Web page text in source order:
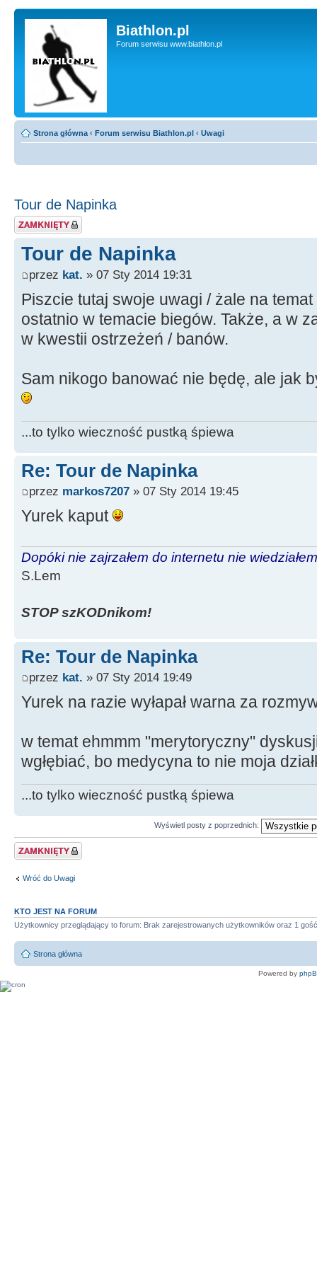
Biathlon.pl
Forum serwisu www.biathlon.pl
Strona główna ‹ Forum serwisu Biathlon.pl ‹ Uwagi
Tour de Napinka
Zablokowany temat
Tour de Napinka
przez kat. » 07 Sty 2014 19:31
Piszcie tutaj swoje uwagi / żale na
ostatnio w temacie biegów. Także, a w
w kwestii ostrzeżeń / banów.
Sam nikogo banować nie będę, ale jak
...to tylko wieczność pustką śpiewa
Re: Tour de Napinka
przez markos7207 » 07 Sty 2014 19:45
Yurek kaput
Dopóki nie zajrzałem do internetu nie
S.Lem
STOP szKODnikom!
Re: Tour de Napinka
przez kat. » 07 Sty 2014 19:49
Yurek na razie wyłapał warna za
w temat ehmmm "merytoryczny"
wgłębiać, bo medycyna to nie moja
...to tylko wieczność pustką śpiewa
Wyświetl posty z poprzednich:
Zablokowany temat
Wróć do Uwagi
KTO JEST NA FORUM
Użytkownicy przeglądający to forum: Brak zarejestrowanych użytkowników oraz 1 gość
Strona główna
Powered by